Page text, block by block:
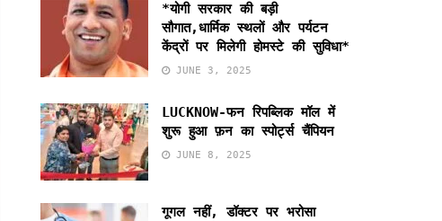
*योगी सरकार की बड़ी
सौगात,धार्मिक स्थलों और पर्यटन
केंद्रों पर मिलेगी होमस्टे की सुविधा*
JUNE 3, 2025
LUCKNOW-फन रिपब्लिक मॉल में
शुरू हुआ फ़न का स्पोर्ट्स चैंपियन
JUNE 8, 2025
गूगल नहीं, डॉक्टर पर भरोसा